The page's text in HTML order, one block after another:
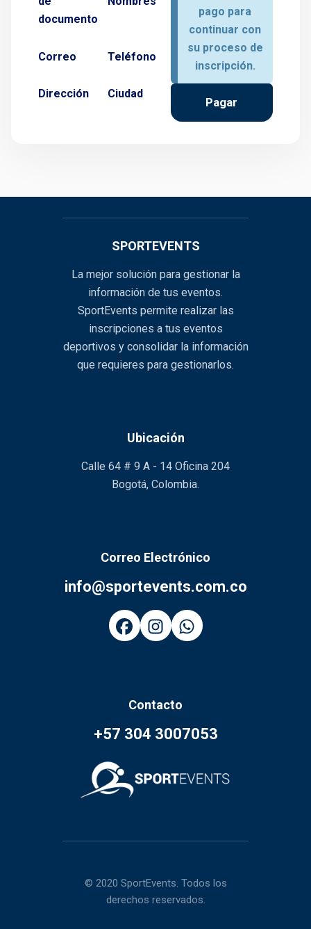
documento
Correo Teléfono
Dirección Ciudad
pago para
continuar con
su proceso de
inscripción.
Pagar
SPORTEVENTS
La mejor solución para gestionar la
información de tus eventos.
SportEvents permite realizar las
inscripciones a tus eventos
deportivos y consolidar la información
que requieres para gestionarlos.
Ubicación
Calle 64 # 9 A - 14 Oficina 204
Bogotá, Colombia.
Correo Electrónico
info@sportevents.com.co
Contacto
+57 304 3007053
© 2020 SportEvents. Todos los
derechos reservados.